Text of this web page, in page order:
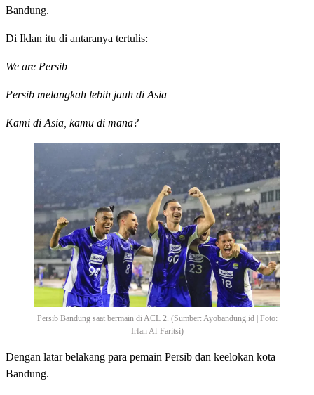
Bandung.
Di Iklan itu di antaranya tertulis:
We are Persib
Persib melangkah lebih jauh di Asia
Kami di Asia, kamu di mana?
Persib Bandung saat bermain di ACL 2. (Sumber: Ayobandung.id | Foto:
Irfan Al-Faritsi)
Dengan latar belakang para pemain Persib dan keelokan kota
Bandung.